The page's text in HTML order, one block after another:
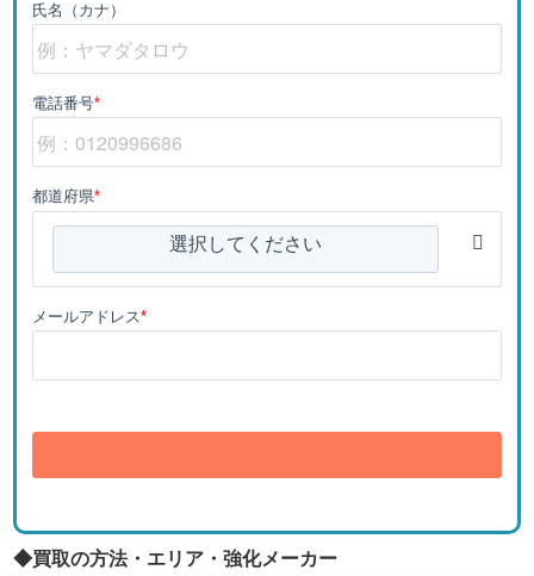
氏名（カナ）
電話番号*
都道府県*
選択してください
メールアドレス*
◆買取の方法・エリア・強化メーカー